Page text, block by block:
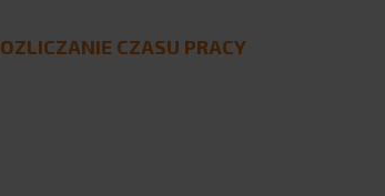
CZASU PRACY